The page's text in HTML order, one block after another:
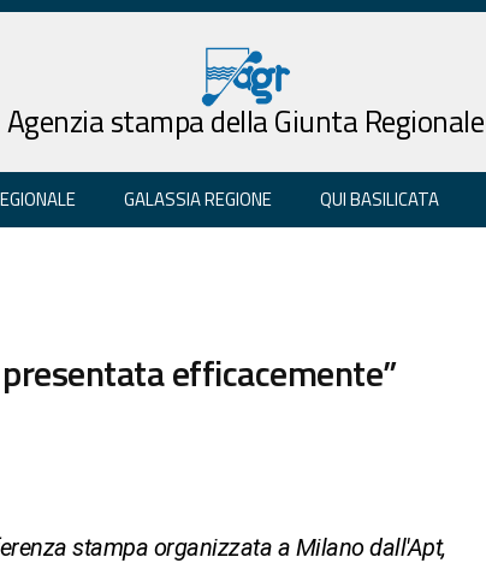
Agenzia stampa della Giunta Regionale
GALASSIA REGIONE QUI BASILICATA
efficacemente”
stampa organizzata a Milano dall'Apt,